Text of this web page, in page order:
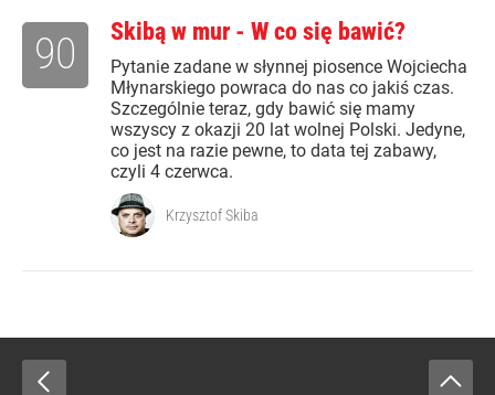
Skibą w mur - W co się bawić?
Pytanie zadane w słynnej piosence Wojciecha
Młynarskiego powraca do nas co jakiś czas.
Szczególnie teraz, gdy bawić się mamy
wszyscy z okazji 20 lat wolnej Polski. Jedyne,
co jest na razie pewne, to data tej zabawy,
czyli 4 czerwca.
90
Krzysztof Skiba